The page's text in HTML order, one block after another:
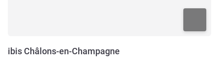
ibis Châlons-en-Champagne